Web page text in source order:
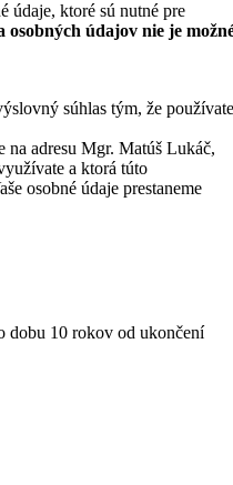
údaje, ktoré sú nutné pre
osobných údajov nie je
súhlas tým, že
adresu Mgr. Matúš Lukáč,
a ktorá túto
osobné údaje prestaneme
dobu 10 rokov od ukončení